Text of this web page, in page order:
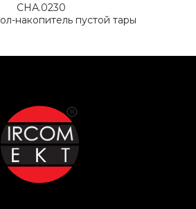
СНА.0230
накопитель пустой тары